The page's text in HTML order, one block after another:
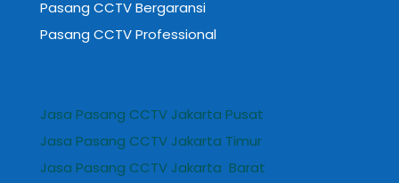
Pasang CCTV Bergaransi
Pasang CCTV Professional
Jasa Pasang CCTV Jakarta Pusat
Jasa Pasang CCTV Jakarta Timur
Jasa Pasang CCTV Jakarta Barat